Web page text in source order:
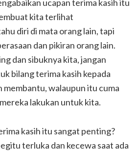
ucapan terima kasih itu
kita terlihat
diri di mata orang lain, tapi
dan pikiran orang lain.
dan sibuknya kita, jangan
bilang terima kasih kepada
membantu, walaupun itu cuma
lakukan untuk kita.
kasih itu sangat penting?
terluka dan kecewa saat ada